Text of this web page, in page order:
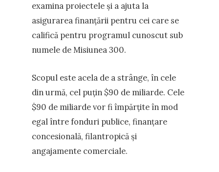
examina proiectele și a ajuta la
asigurarea finanțării pentru cei care se
califică pentru programul cunoscut sub
numele de Misiunea 300.
Scopul este acela de a strânge, în cele
din urmă, cel puțin $90 de miliarde. Cele
$90 de miliarde vor fi împărțite în mod
egal între fonduri publice, finanțare
concesională, filantropică și
angajamente comerciale.